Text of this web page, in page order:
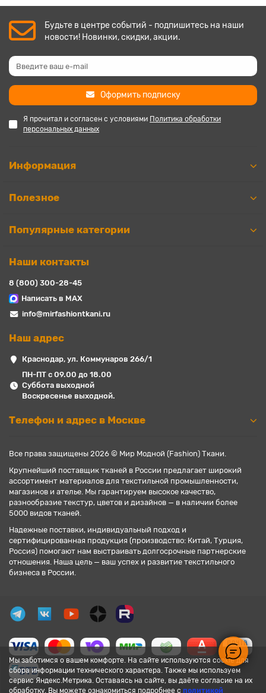
Мы заботимся о вашем комфорте. На сайте используются cookie для
сбора информации технического характера. Также мы используем
сервис Яндекс.Метрика. Оставаясь на сайте, вы даёте согласие на их
обработку. Вы можете ознакомиться подробнее с политикой
Будьте в центре событий - подпишитесь на наши
новости! Новинки, скидки, акции.
Оформить подписку
Я прочитал и согласен с условиями Политика обработки
персональных данных
Информация
Полезное
Популярные категории
Наши контакты
8 (800) 300-28-45
Написать в MAX
info@mirfashiontkani.ru
Наш адрес
Краснодар, ул. Коммунаров 266/1
ПН-ПТ с 09.00 до 18.00
Суббота выходной
Воскресенье выходной.
Телефон и адрес в Москве
Все права защищены 2026 © Мир Модной (Fashion) Ткани.
Крупнейший поставщик тканей в России предлагает широкий
ассортимент материалов для текстильной промышленности,
магазинов и ателье. Мы гарантируем высокое качество,
разнообразие текстур, цветов и дизайнов — в наличии более
5000 видов тканей.
Надежные поставки, индивидуальный подход и
сертифицированная продукция (производство: Китай, Турция,
Россия) помогают нам выстраивать долгосрочные партнерские
отношения. Наша цель — ваш успех и развитие текстильного
бизнеса в России.